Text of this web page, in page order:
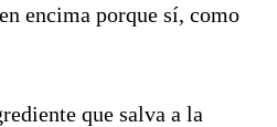
encima porque sí, como
que salva a la